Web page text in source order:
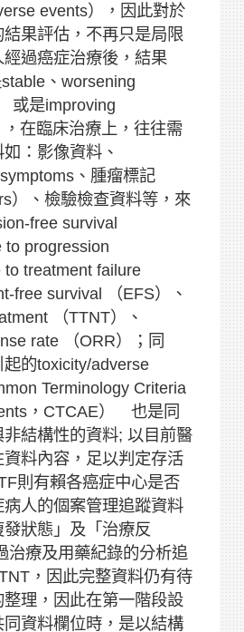
events），因此對於
果評估，不再只是局限
過癌症治療後，結果
stable、worsening
或是improving
，在臨床治療上，往往需
：影像資料、
、腫瘤標記
）、檢驗檢查資料等，來
free survival
to progression
to treatment failure
free survival （EFS）、
（TTNT）、
rate （ORR）；同
的toxicity/adverse
Terminology Criteria
，CTCAE） 也是同
結構性的資料; 以目前醫
料內容，足以判定存活
則有賴各癌症中心是否
人的個案管理追蹤資料
狀態」及「治療反
治療及用藥紀錄的分析追
，因此完整資料仍有待
理，因此在第一階段設
資料欄位時，是以結構